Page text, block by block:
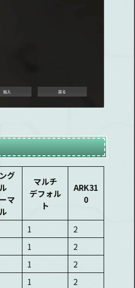
グ
ル
マ
ル
マルチ
デフォル
ト
ARK31
0
1
2
1
2
1
2
1
2